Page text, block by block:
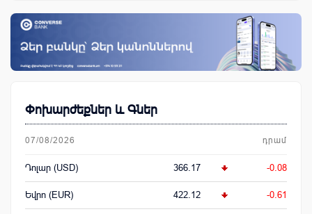
Փոխարժեքներ և Գներ
07/08/2026 դրամ
Դոլար (USD) 366.17 -0.08
Եվրո (EUR) 422.12 -0.61